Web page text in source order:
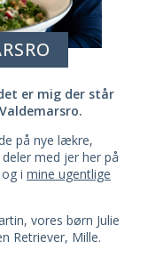
er mig der står
på nye lækre,
med jer her på
i mine ugentlige
vores børn Julie
Retriever, Mille.